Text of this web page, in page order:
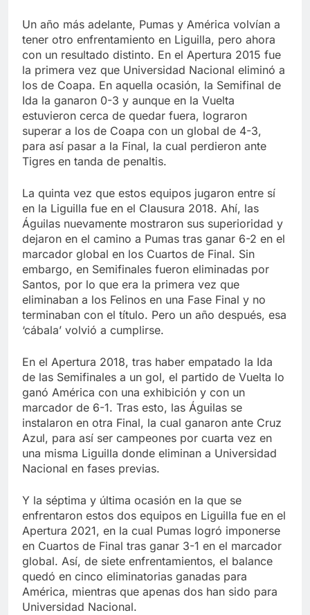
Un año más adelante, Pumas y América volvían a
tener otro enfrentamiento en Liguilla, pero ahora
con un resultado distinto. En el Apertura 2015 fue
la primera vez que Universidad Nacional eliminó a
los de Coapa. En aquella ocasión, la Semifinal de
Ida la ganaron 0-3 y aunque en la Vuelta
estuvieron cerca de quedar fuera, lograron
superar a los de Coapa con un global de 4-3,
para así pasar a la Final, la cual perdieron ante
Tigres en tanda de penaltis.
La quinta vez que estos equipos jugaron entre sí
en la Liguilla fue en el Clausura 2018. Ahí, las
Águilas nuevamente mostraron sus superioridad y
dejaron en el camino a Pumas tras ganar 6-2 en el
marcador global en los Cuartos de Final. Sin
embargo, en Semifinales fueron eliminadas por
Santos, por lo que era la primera vez que
eliminaban a los Felinos en una Fase Final y no
terminaban con el título. Pero un año después, esa
‘cábala’ volvió a cumplirse.
En el Apertura 2018, tras haber empatado la Ida
de las Semifinales a un gol, el partido de Vuelta lo
ganó América con una exhibición y con un
marcador de 6-1. Tras esto, las Águilas se
instalaron en otra Final, la cual ganaron ante Cruz
Azul, para así ser campeones por cuarta vez en
una misma Liguilla donde eliminan a Universidad
Nacional en fases previas.
Y la séptima y última ocasión en la que se
enfrentaron estos dos equipos en Liguilla fue en el
Apertura 2021, en la cual Pumas logró imponerse
en Cuartos de Final tras ganar 3-1 en el marcador
global. Así, de siete enfrentamientos, el balance
quedó en cinco eliminatorias ganadas para
América, mientras que apenas dos han sido para
Universidad Nacional.